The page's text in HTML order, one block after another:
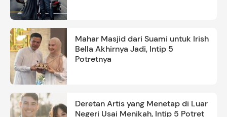
Mahar Masjid dari Suami untuk Irish
Bella Akhirnya Jadi, Intip 5
Potretnya
Deretan Artis yang Menetap di Luar
Negeri Usai Menikah, Intip 5 Potret